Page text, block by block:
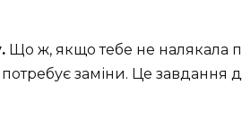
Що ж, якщо тебе не налякала
заміни. Це завдання